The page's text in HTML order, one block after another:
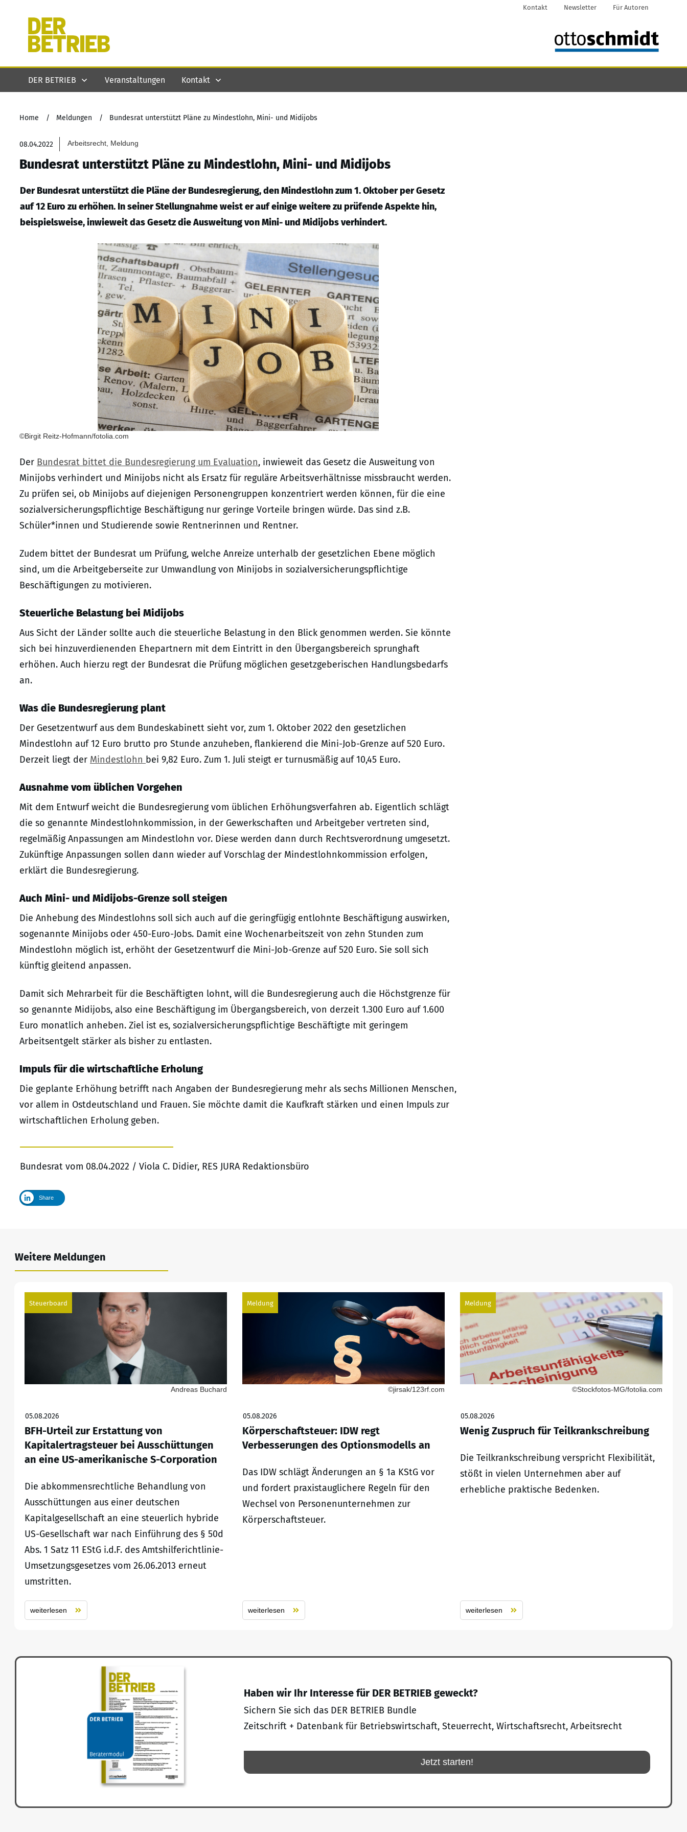
Kontakt Newsletter Für Autoren
DER BETRIEB Veranstaltungen Kontakt
Home / Meldungen / Bundesrat unterstützt Pläne zu Mindestlohn, Mini- und Midijobs
08.04.2022 Arbeitsrecht, Meldung
Bundesrat unterstützt Pläne zu Mindestlohn, Mini- und Midijobs
Der Bundesrat unterstützt die Pläne der Bundesregierung, den Mindestlohn zum 1. Oktober per Gesetz
auf 12 Euro zu erhöhen. In seiner Stellungnahme weist er auf einige weitere zu prüfende Aspekte hin,
beispielsweise, inwieweit das Gesetz die Ausweitung von Mini- und Midijobs verhindert.
©Birgit Reitz-Hofmann/fotolia.com
Der Bundesrat bittet die Bundesregierung um Evaluation, inwieweit das Gesetz die Ausweitung von
Minijobs verhindert und Minijobs nicht als Ersatz für reguläre Arbeitsverhältnisse missbraucht werden.
Zu prüfen sei, ob Minijobs auf diejenigen Personengruppen konzentriert werden können, für die eine
sozialversicherungspflichtige Beschäftigung nur geringe Vorteile bringen würde. Das sind z.B.
Schüler*innen und Studierende sowie Rentnerinnen und Rentner.
Zudem bittet der Bundesrat um Prüfung, welche Anreize unterhalb der gesetzlichen Ebene möglich
sind, um die Arbeitgeberseite zur Umwandlung von Minijobs in sozialversicherungspflichtige
Beschäftigungen zu motivieren.
Steuerliche Belastung bei Midijobs
Aus Sicht der Länder sollte auch die steuerliche Belastung in den Blick genommen werden. Sie könnte
sich bei hinzuverdienenden Ehepartnern mit dem Eintritt in den Übergangsbereich sprunghaft
erhöhen. Auch hierzu regt der Bundesrat die Prüfung möglichen gesetzgeberischen Handlungsbedarfs
an.
Was die Bundesregierung plant
Der Gesetzentwurf aus dem Bundeskabinett sieht vor, zum 1. Oktober 2022 den gesetzlichen
Mindestlohn auf 12 Euro brutto pro Stunde anzuheben, flankierend die Mini-Job-Grenze auf 520 Euro.
Derzeit liegt der Mindestlohn bei 9,82 Euro. Zum 1. Juli steigt er turnusmäßig auf 10,45 Euro.
Ausnahme vom üblichen Vorgehen
Mit dem Entwurf weicht die Bundesregierung vom üblichen Erhöhungsverfahren ab. Eigentlich schlägt
die so genannte Mindestlohnkommission, in der Gewerkschaften und Arbeitgeber vertreten sind,
regelmäßig Anpassungen am Mindestlohn vor. Diese werden dann durch Rechtsverordnung umgesetzt.
Zukünftige Anpassungen sollen dann wieder auf Vorschlag der Mindestlohnkommission erfolgen,
erklärt die Bundesregierung.
Auch Mini- und Midijobs-Grenze soll steigen
Die Anhebung des Mindestlohns soll sich auch auf die geringfügig entlohnte Beschäftigung auswirken,
sogenannte Minijobs oder 450-Euro-Jobs. Damit eine Wochenarbeitszeit von zehn Stunden zum
Mindestlohn möglich ist, erhöht der Gesetzentwurf die Mini-Job-Grenze auf 520 Euro. Sie soll sich
künftig gleitend anpassen.
Damit sich Mehrarbeit für die Beschäftigten lohnt, will die Bundesregierung auch die Höchstgrenze für
so genannte Midijobs, also eine Beschäftigung im Übergangsbereich, von derzeit 1.300 Euro auf 1.600
Euro monatlich anheben. Ziel ist es, sozialversicherungspflichtige Beschäftigte mit geringem
Arbeitsentgelt stärker als bisher zu entlasten.
Impuls für die wirtschaftliche Erholung
Die geplante Erhöhung betrifft nach Angaben der Bundesregierung mehr als sechs Millionen Menschen,
vor allem in Ostdeutschland und Frauen. Sie möchte damit die Kaufkraft stärken und einen Impuls zur
wirtschaftlichen Erholung geben.
Bundesrat vom 08.04.2022 / Viola C. Didier, RES JURA Redaktionsbüro
Share
Weitere Meldungen
Steuerboard
Andreas Buchard
05.08.2026
BFH-Urteil zur Erstattung von
Kapitalertragsteuer bei Ausschüttungen
an eine US-amerikanische S-Corporation
Die abkommensrechtliche Behandlung von
Ausschüttungen aus einer deutschen
Kapitalgesellschaft an eine steuerlich hybride
US-Gesellschaft war nach Einführung des § 50d
Abs. 1 Satz 11 EStG i.d.F. des Amtshilferichtlinie-
Umsetzungsgesetzes vom 26.06.2013 erneut
umstritten.
weiterlesen
Meldung
©jirsak/123rf.com
05.08.2026
Körperschaftsteuer: IDW regt
Verbesserungen des Optionsmodells an
Das IDW schlägt Änderungen an § 1a KStG vor
und fordert praxistauglichere Regeln für den
Wechsel von Personenunternehmen zur
Körperschaftsteuer.
weiterlesen
Meldung
©Stockfotos-MG/fotolia.com
05.08.2026
Wenig Zuspruch für Teilkrankschreibung
Die Teilkrankschreibung verspricht Flexibilität,
stößt in vielen Unternehmen aber auf
erhebliche praktische Bedenken.
weiterlesen
Haben wir Ihr Interesse für DER BETRIEB geweckt?
Sichern Sie sich das DER BETRIEB Bundle
Zeitschrift + Datenbank für Betriebswirtschaft, Steuerrecht, Wirtschaftsrecht, Arbeitsrecht
Jetzt starten!